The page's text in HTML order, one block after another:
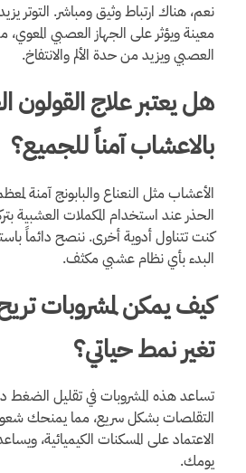
نعم، هناك ارتباط وثيق ومباشر. التوتر
معينة ويؤثر على الجهاز العصبي المعوي،
العصبي ويزيد من حدة الألم والانتفاخ.
هل يعتبر علاج القولون
بالاعشاب آمناً للجميع؟
الأعشاب مثل النعناع والبابونج آمنة
الحذر عند استخدام المكملات العشبية
كنت تتناول أدوية أخرى. ننصح دائماً
البدء بأي نظام عشبي مكثف.
كيف يمكن لمشروبات
تغير نمط حياتي؟
تساعد هذه المشروبات في تقليل الضغط
التقلصات بشكل سريع، مما يمنحك
الاعتماد على المسكنات الكيميائية،
يومك.